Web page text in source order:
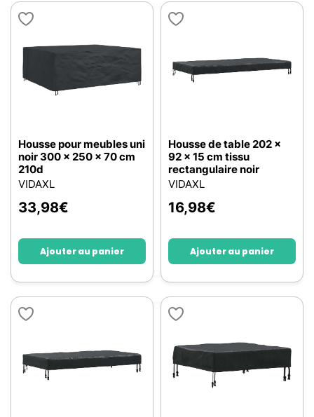
Housse pour meubles uni
noir 300 x 250 x 70 cm
210d
VIDAXL
33,98€
Ajouter au panier
Housse de table 202 x
92 x 15 cm tissu
rectangulaire noir
VIDAXL
16,98€
Ajouter au panier